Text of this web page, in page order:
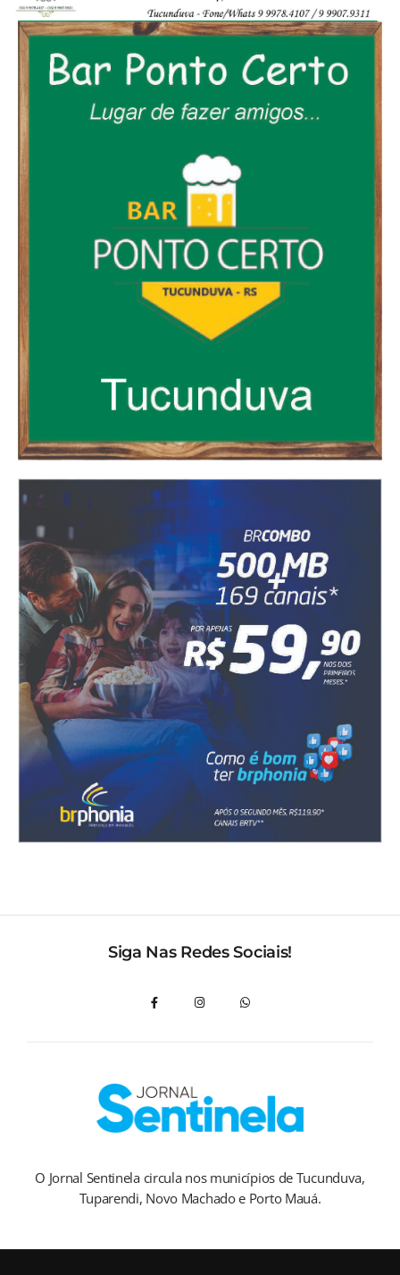
Siga Nas Redes Sociais!
O Jornal Sentinela circula nos municípios de Tucunduva,
Tuparendi, Novo Machado e Porto Mauá.